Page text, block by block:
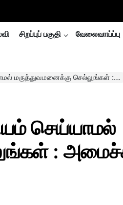
சிறப்புப் பகுதி வேலைவாய்ப்பு
செல்லுங்கள் : அமைச்சர் விஜயபாஸ்கர்
செய்யாமல்
: